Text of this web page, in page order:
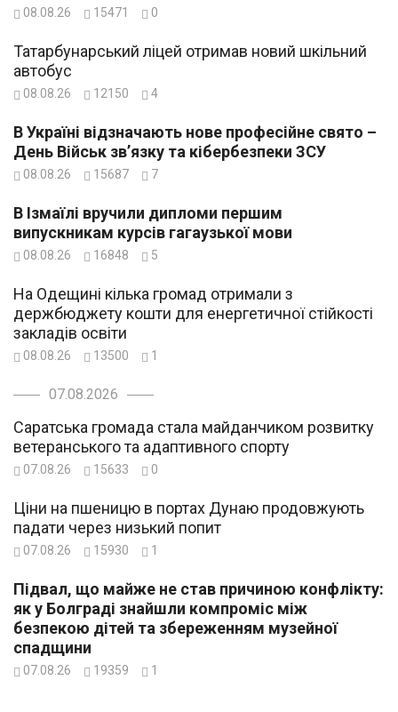
08.08.26 15471 0
Татарбунарський ліцей отримав новий шкільний
автобус
08.08.26 12150 4
В Україні відзначають нове професійне свято –
День Військ зв’язку та кібербезпеки ЗСУ
08.08.26 15687 7
В Ізмаїлі вручили дипломи першим
випускникам курсів гагаузької мови
08.08.26 16848 5
На Одещині кілька громад отримали з
держбюджету кошти для енергетичної стійкості
закладів освіти
08.08.26 13500 1
07.08.2026
Саратська громада стала майданчиком розвитку
ветеранського та адаптивного спорту
07.08.26 15633 0
Ціни на пшеницю в портах Дунаю продовжують
падати через низький попит
07.08.26 15930 1
Підвал, що майже не став причиною конфлікту:
як у Болграді знайшли компроміс між
безпекою дітей та збереженням музейної
спадщини
07.08.26 19359 1